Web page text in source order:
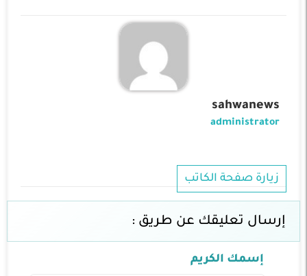
sahwanews
administrator
زيارة صفحة الكاتب
إرسال تعليقك عن طريق :
إسمك الكريم